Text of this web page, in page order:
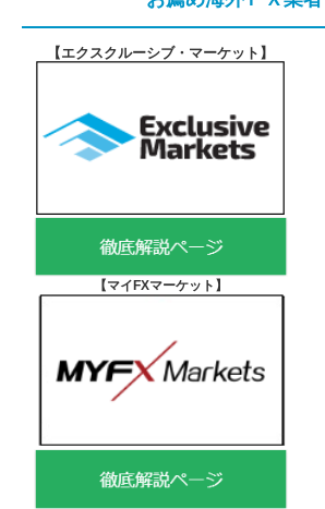
【エクスクルーシブ・マーケット 】
【マイFXマーケット 】